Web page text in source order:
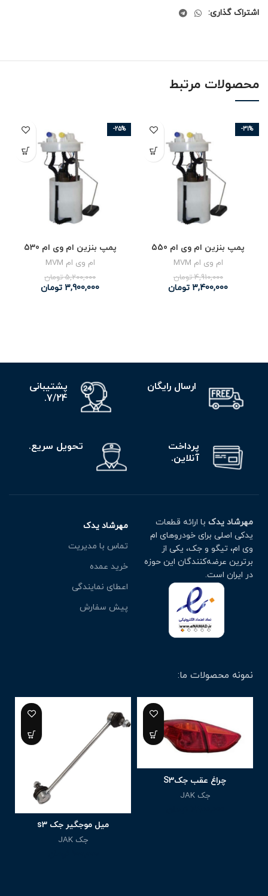
اشتراک گذاری:
محصولات مرتبط
-31%
پمپ بنزین ام وی ام 550
ام وی ام MVM
4,910,000 تومان
3,400,000 تومان
-25%
پمپ بنزین ام وی ام 530
ام وی ام MVM
5,200,000 تومان
3,900,000 تومان
ارسال رایگان
پشتیبانی
7/24.
پرداخت
آنلاین.
تحویل سریع.
مهرشاد یدک با ارائه قطعات
یدکی اصلی برای خودروهای ام
وی ام، تیگو و جک، یکی از
برترین عرضه‌کنندگان این حوزه
در ایران است.
مهرشاد یدک
تماس با مدیریت
خرید عمده
اعطای نمایندگی
پیش سفارش
نمونه محصولات ما:
چراغ عقب جکS3
جک JAK
میل موجگیر جک s3
جک JAK